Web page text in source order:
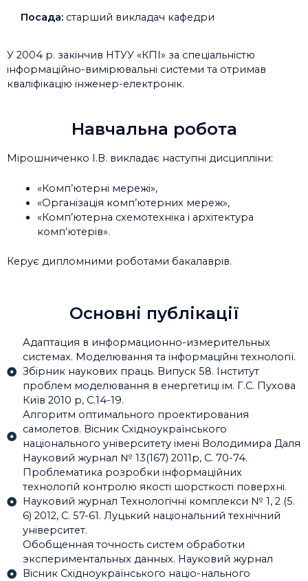
Посада: старший викладач кафедри
У 2004 р. закінчив НТУУ «КПІ» за спеціальністю
інформаційно-вимірювальні системи та отримав
кваліфікацію інженер-електронік.
Навчальна робота
Мірошниченко І.В. викладає наступні дисципліни:
«Комп’ютерні мережі»,
«Організація комп’ютерних мереж»,
«Комп’ютерна схемотехніка і архітектура
комп’ютерів».
Керує дипломними роботами бакалаврів.
Основні публікації
Адаптация в информационно-измерительных
системах. Моделювання та інформаційні технології.
Збірник наукових праць. Випуск 58. Інститут
проблем моделювання в енергетиці ім. Г.С. Пухова
Київ 2010 р, С.14-19.
Алгоритм оптимального проектирования
самолетов. Вісник Східноукраїнського
національного університету імені Володимира Даля
Науковий журнал № 13(167) 2011р, С. 70-74.
Проблематика розробки інформаційних
технологій контролю якості шорсткості поверхні.
Науковий журнал Технологічні комплекси № 1, 2 (5.
6) 2012, С. 57-61. Луцький національний технічний
університет.
Обобщенная точность систем обработки
экспериментальных данных. Науковий журнал
Вісник Східноукраїнського націо-нального